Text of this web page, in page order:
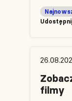
filmy